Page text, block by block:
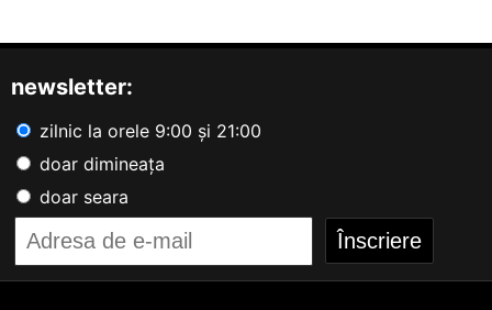
newsletter:
zilnic la orele 9:00 și 21:00
doar dimineața
doar seara